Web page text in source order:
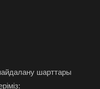
шарттары